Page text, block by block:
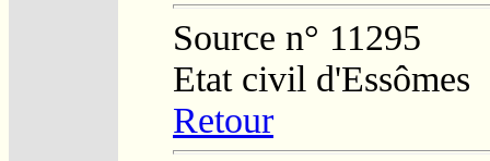
Source n° 11295
Etat civil d'Essômes
Retour